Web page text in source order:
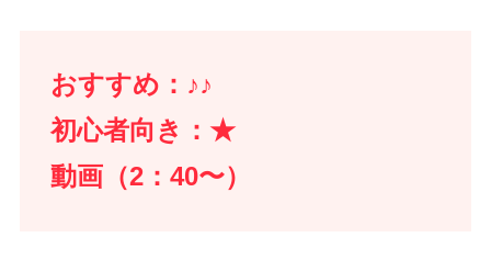
おすすめ：♪♪
初心者向き：★
動画（2：40〜）